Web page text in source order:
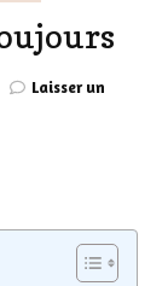
Laisser un